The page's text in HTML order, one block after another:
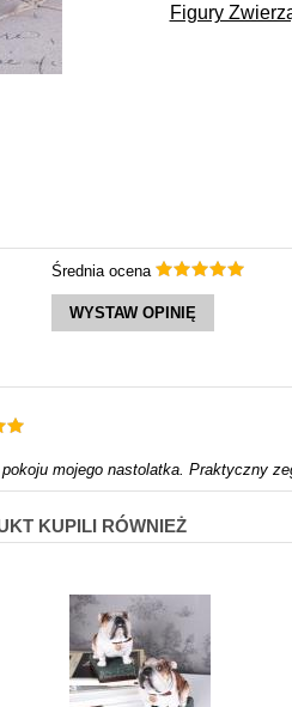
Figury
Średnia ocena
WYSTAW OPINIĘ
mojego nastolatka. Praktyczny
KUPILI RÓWNIEŻ